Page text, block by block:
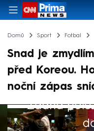
Domů Sport Fotbal
Snad je
před Koreou.
noční zápas
Žádná